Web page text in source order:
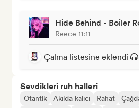
Hide Behind - Boiler
Reece 11:11
Çalma listesine eklendi
Sevdikleri ruh halleri
Otantik Akılda kalıcı Rahat